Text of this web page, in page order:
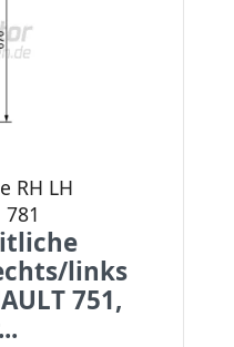
RH LH
781
links
751,